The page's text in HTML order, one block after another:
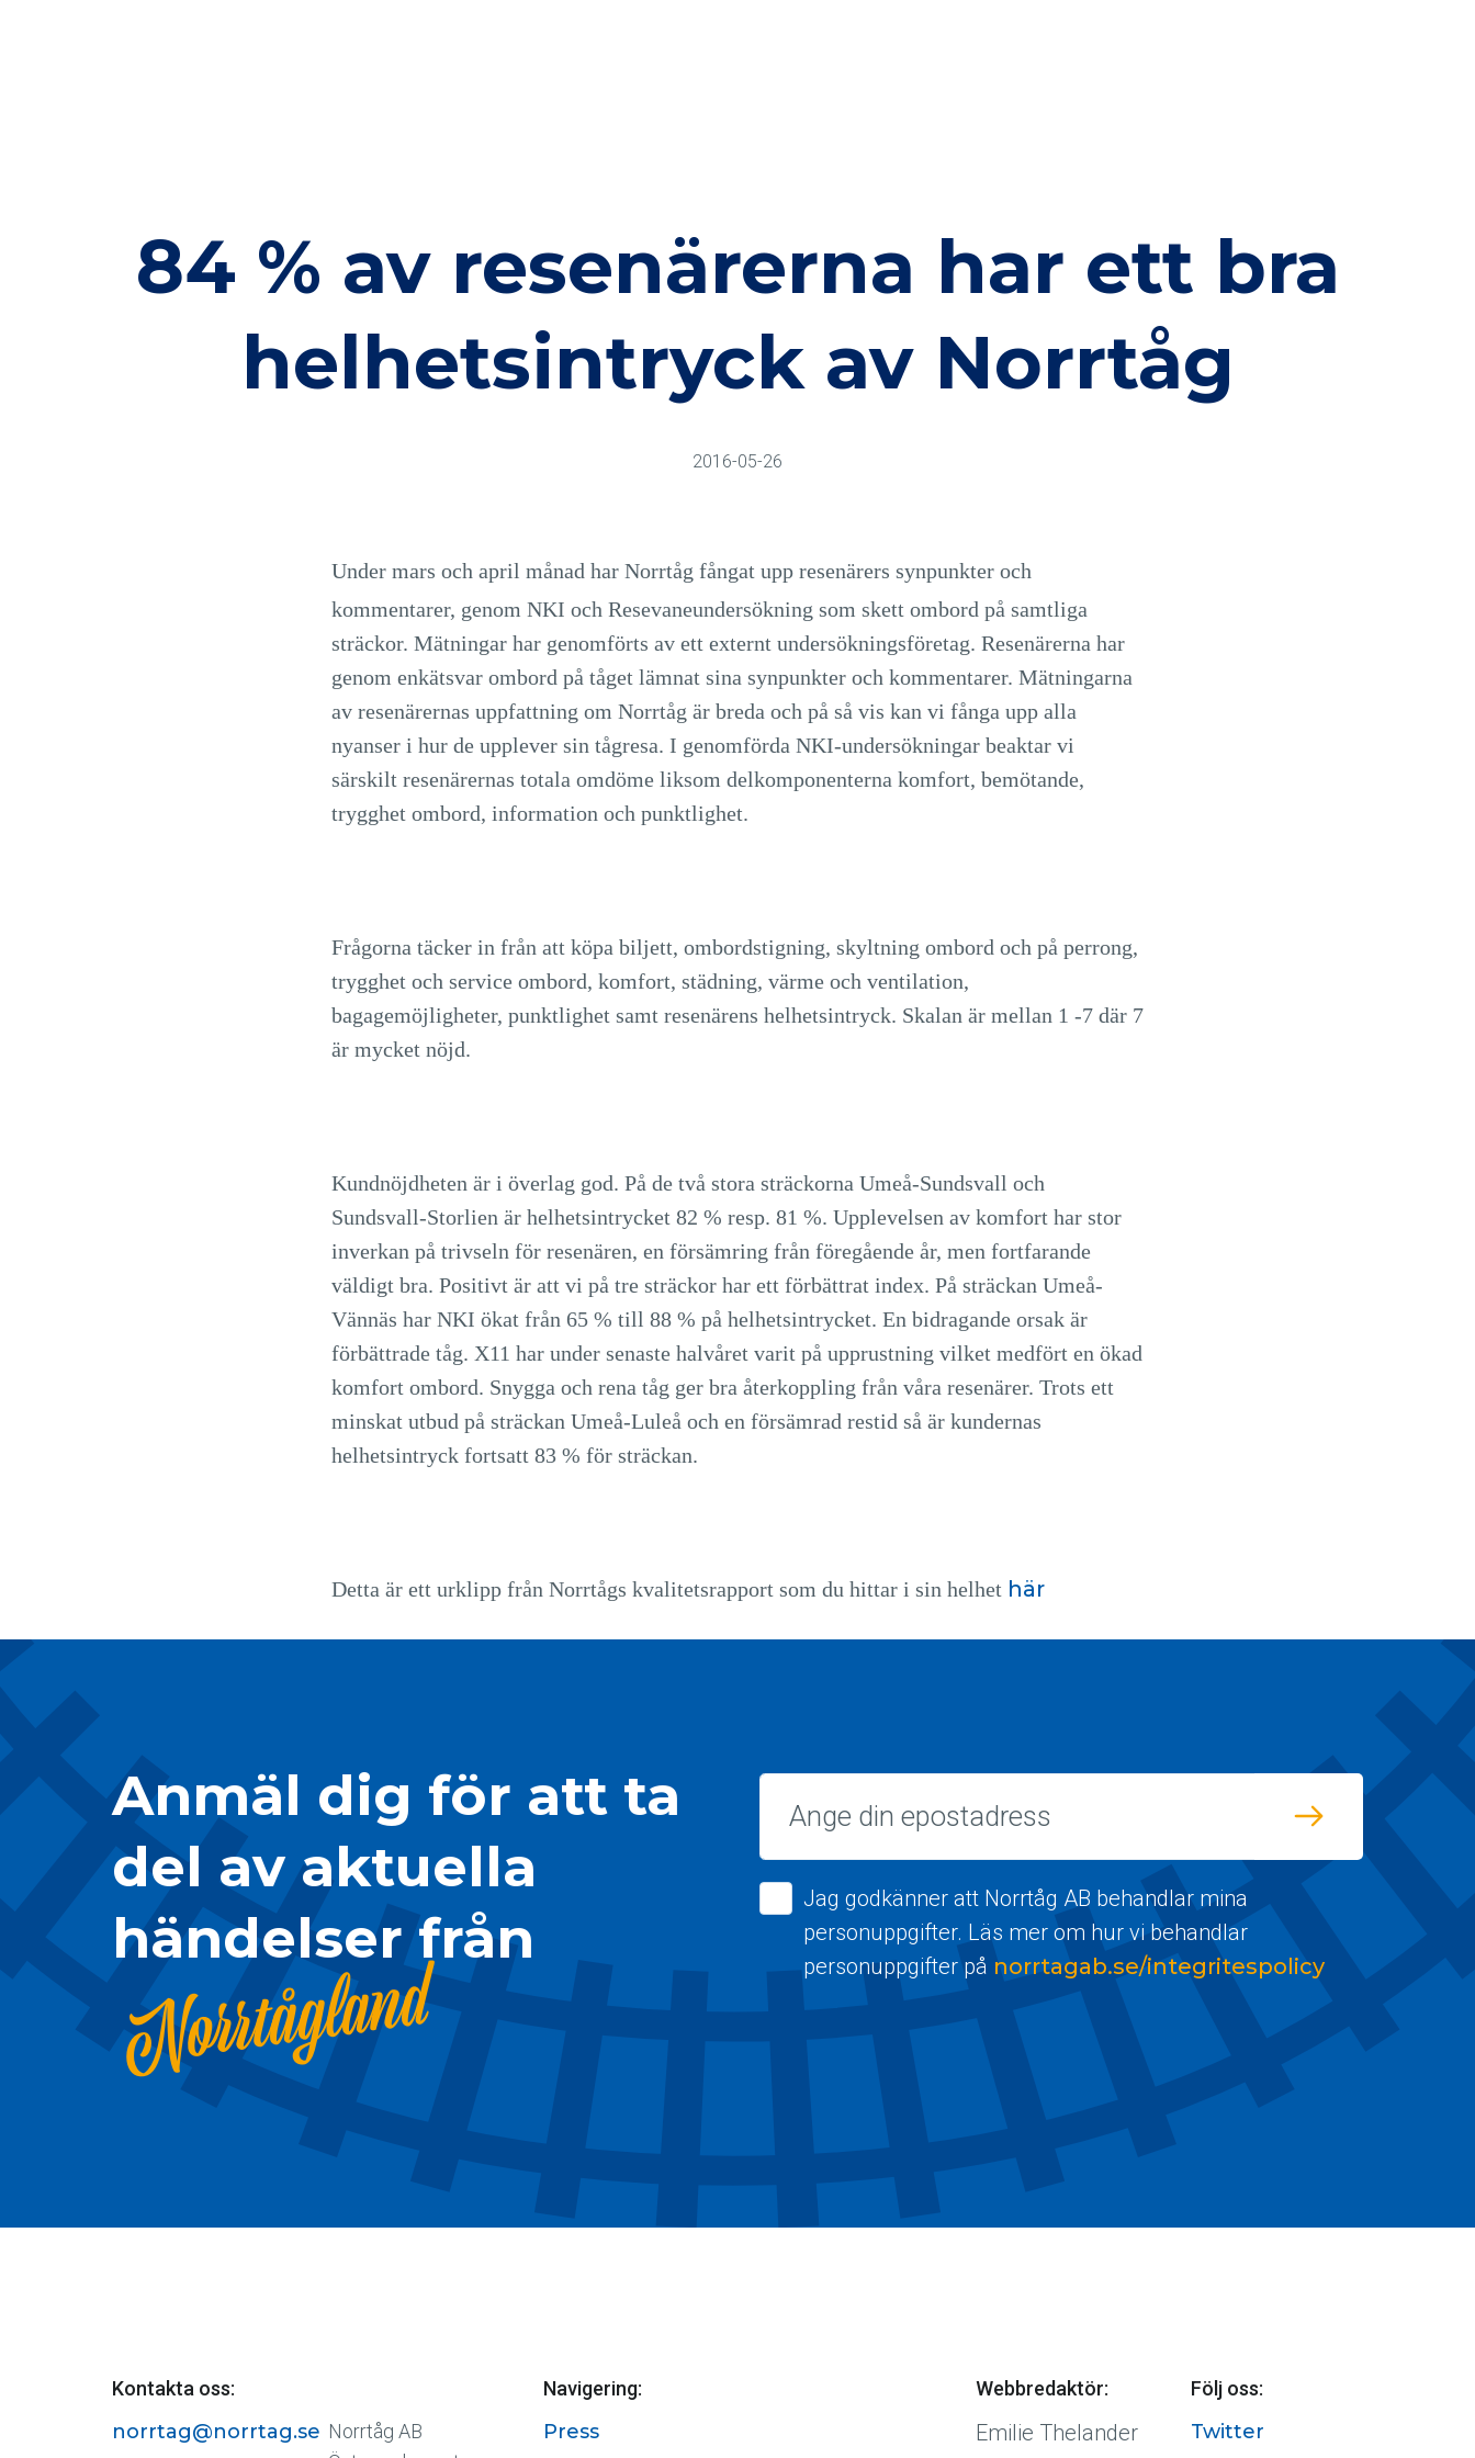
84 % av resenärerna har ett bra
helhetsintryck av Norrtåg
2016-05-26
Under mars och april månad har Norrtåg fångat upp resenärers synpunkter och
kommentarer, genom NKI och Resevaneundersökning som skett ombord på samtliga
sträckor. Mätningar har genomförts av ett externt undersökningsföretag. Resenärerna har
genom enkätsvar ombord på tåget lämnat sina synpunkter och kommentarer. Mätningarna
av resenärernas uppfattning om Norrtåg är breda och på så vis kan vi fånga upp alla
nyanser i hur de upplever sin tågresa. I genomförda NKI-undersökningar beaktar vi
särskilt resenärernas totala omdöme liksom delkomponenterna komfort, bemötande,
trygghet ombord, information och punktlighet.
Frågorna täcker in från att köpa biljett, ombordstigning, skyltning ombord och på perrong,
trygghet och service ombord, komfort, städning, värme och ventilation,
bagagemöjligheter, punktlighet samt resenärens helhetsintryck. Skalan är mellan 1 -7 där 7
är mycket nöjd.
Kundnöjdheten är i överlag god. På de två stora sträckorna Umeå-Sundsvall och
Sundsvall-Storlien är helhetsintrycket 82 % resp. 81 %. Upplevelsen av komfort har stor
inverkan på trivseln för resenären, en försämring från föregående år, men fortfarande
väldigt bra. Positivt är att vi på tre sträckor har ett förbättrat index. På sträckan Umeå-
Vännäs har NKI ökat från 65 % till 88 % på helhetsintrycket. En bidragande orsak är
förbättrade tåg. X11 har under senaste halvåret varit på upprustning vilket medfört en ökad
komfort ombord. Snygga och rena tåg ger bra återkoppling från våra resenärer. Trots ett
minskat utbud på sträckan Umeå-Luleå och en försämrad restid så är kundernas
helhetsintryck fortsatt 83 % för sträckan.
Detta är ett urklipp från Norrtågs kvalitetsrapport som du hittar i sin helhet här
Anmäl dig för att ta
del av aktuella
händelser från
Norrtågland
Jag godkänner att Norrtåg AB behandlar mina
personuppgifter. Läs mer om hur vi behandlar
personuppgifter på norrtagab.se/integritespolicy
Kontakta oss:
norrtag@norrtag.se Norrtåg AB
Navigering:
Press
Webbredaktör:
Emilie Thelander
Följ oss:
Twitter